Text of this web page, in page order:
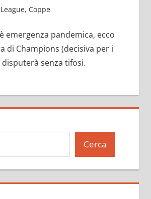
2021 , Coppe
emergenza pandemica, ecco
di Champions (decisiva per i
senza tifosi.
Cerca